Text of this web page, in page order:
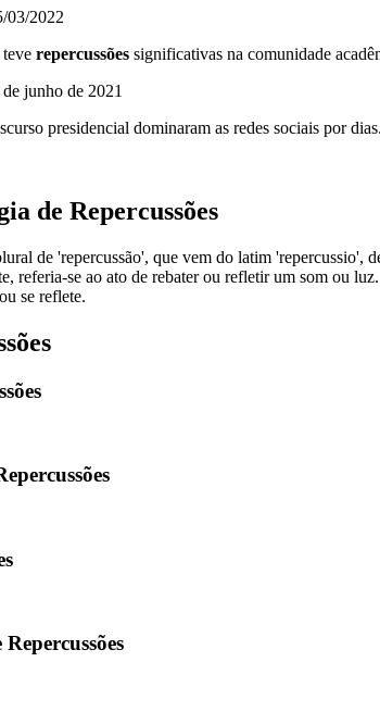
03/2022
repercussões significativas na comunidade
junho de 2021
presidencial dominaram as redes sociais por dias.
de Repercussões
de 'repercussão', que vem do latim
referia-se ao ato de rebater ou refletir um som ou
se reflete.
Repercussões